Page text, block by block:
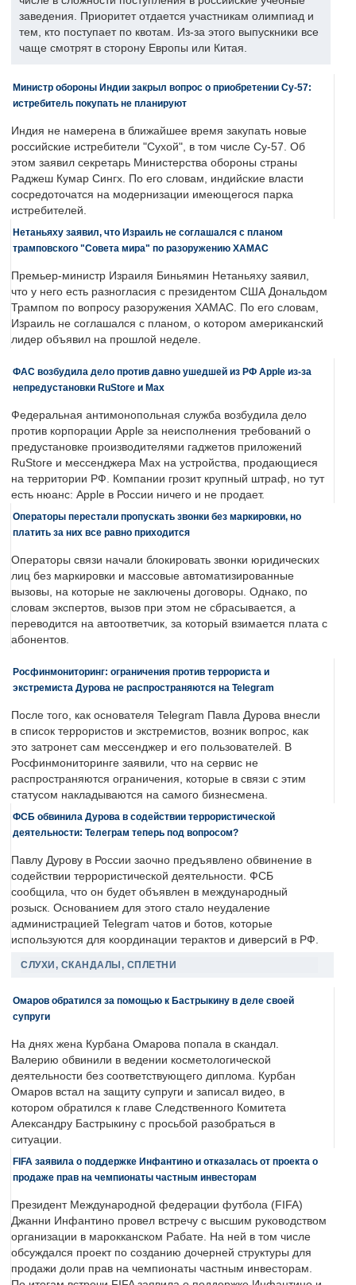
заведения. Приоритет отдается участникам олимпиад и
тем, кто поступает по квотам. Из-за этого выпускники все
чаще смотрят в сторону Европы или Китая.
Министр обороны Индии закрыл вопрос о приобретении Су-57:
истребитель покупать не планируют
Индия не намерена в ближайшее время закупать новые
российские истребители "Сухой", в том числе Су-57. Об
этом заявил секретарь Министерства обороны страны
Раджеш Кумар Сингх. По его словам, индийские власти
сосредоточатся на модернизации имеющегося парка
истребителей.
Нетаньяху заявил, что Израиль не соглашался с планом
трамповского "Совета мира" по разоружению ХАМАС
Премьер-министр Израиля Биньямин Нетаньяху заявил,
что у него есть разногласия с президентом США Дональдом
Трампом по вопросу разоружения ХАМАС. По его словам,
Израиль не соглашался с планом, о котором американский
лидер объявил на прошлой неделе.
ФАС возбудила дело против давно ушедшей из РФ Apple из-за
непредустановки RuStore и Max
Федеральная антимонопольная служба возбудила дело
против корпорации Apple за неисполнения требований о
предустановке производителями гаджетов приложений
RuStore и мессенджера Max на устройства, продающиеся
на территории РФ. Компании грозит крупный штраф, но тут
есть нюанс: Apple в России ничего и не продает.
Операторы перестали пропускать звонки без маркировки, но
платить за них все равно приходится
Операторы связи начали блокировать звонки юридических
лиц без маркировки и массовые автоматизированные
вызовы, на которые не заключены договоры. Однако, по
словам экспертов, вызов при этом не сбрасывается, а
переводится на автоответчик, за который взимается плата с
абонентов.
Росфинмониторинг: ограничения против террориста и
экстремиста Дурова не распространяются на Telegram
После того, как основателя Telegram Павла Дурова внесли
в список террористов и экстремистов, возник вопрос, как
это затронет сам мессенджер и его пользователей. В
Росфинмониторинге заявили, что на сервис не
распространяются ограничения, которые в связи с этим
статусом накладываются на самого бизнесмена.
ФСБ обвинила Дурова в содействии террористической
деятельности: Телеграм теперь под вопросом?
Павлу Дурову в России заочно предъявлено обвинение в
содействии террористической деятельности. ФСБ
сообщила, что он будет объявлен в международный
розыск. Основанием для этого стало неудаление
администрацией Telegram чатов и ботов, которые
используются для координации терактов и диверсий в РФ.
СЛУХИ, СКАНДАЛЫ, СПЛЕТНИ
Омаров обратился за помощью к Бастрыкину в деле своей
супруги
На днях жена Курбана Омарова попала в скандал.
Валерию обвинили в ведении косметологической
деятельности без соответствующего диплома. Курбан
Омаров встал на защиту супруги и записал видео, в
котором обратился к главе Следственного Комитета
Александру Бастрыкину с просьбой разобраться в
ситуации.
FIFA заявила о поддержке Инфантино и отказалась от проекта о
продаже прав на чемпионаты частным инвесторам
Президент Международной федерации футбола (FIFA)
Джанни Инфантино провел встречу с высшим руководством
организации в марокканском Рабате. На ней в том числе
обсуждался проект по созданию дочерней структуры для
продажи доли прав на чемпионаты частным инвесторам.